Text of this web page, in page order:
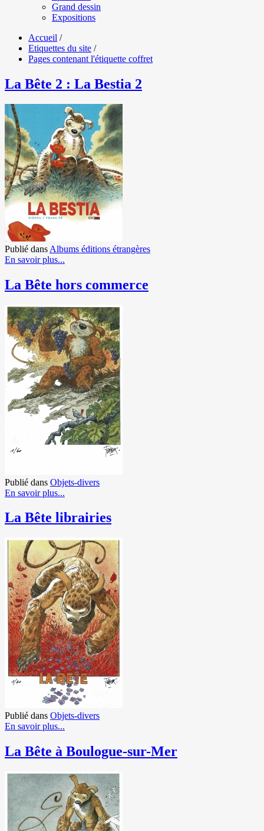
Grand dessin
Expositions
Accueil /
Etiquettes du site /
Pages contenant l'étiquette coffret
La Bête 2 : La Bestia 2
Publié dans Albums éditions étrangères
En savoir plus...
La Bête hors commerce
Publié dans Objets-divers
En savoir plus...
La Bête librairies
Publié dans Objets-divers
En savoir plus...
La Bête à Boulogue-sur-Mer